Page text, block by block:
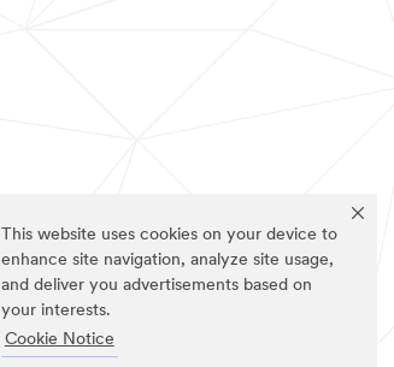
This website uses cookies on your device to
enhance site navigation, analyze site usage,
and deliver you advertisements based on
your interests.
Cookie Notice